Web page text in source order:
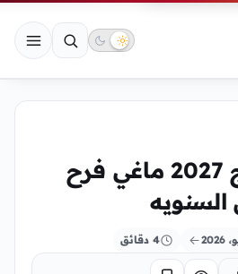
توقعات الابراج 2027 ماغي فرح
4 دقائق